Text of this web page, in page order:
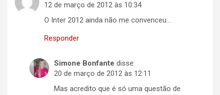
12 de março de 2012 às 10:34
O Inter 2012 ainda não me convenceu…
Responder
Simone Bonfante disse:
20 de março de 2012 às 12:11
Mas acredito que é só uma questão de